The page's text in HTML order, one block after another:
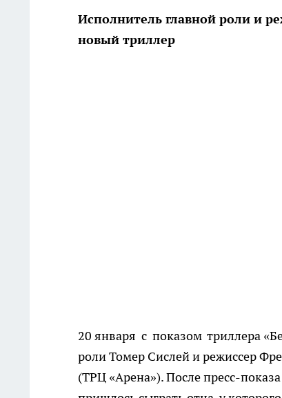
Исполнитель главной роли и
новый триллер
20 января с показом триллера
роли Томер Сислей и режиссер
(ТРЦ «Арена»). После пресс-